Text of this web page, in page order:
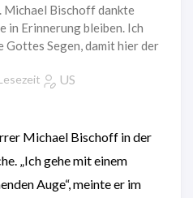
Michael Bischoff dankte
in Erinnerung bleiben. Ich
Gottes Segen, damit hier der
US
Michael Bischoff in der
„Ich gehe mit einem
Auge“, meinte er im